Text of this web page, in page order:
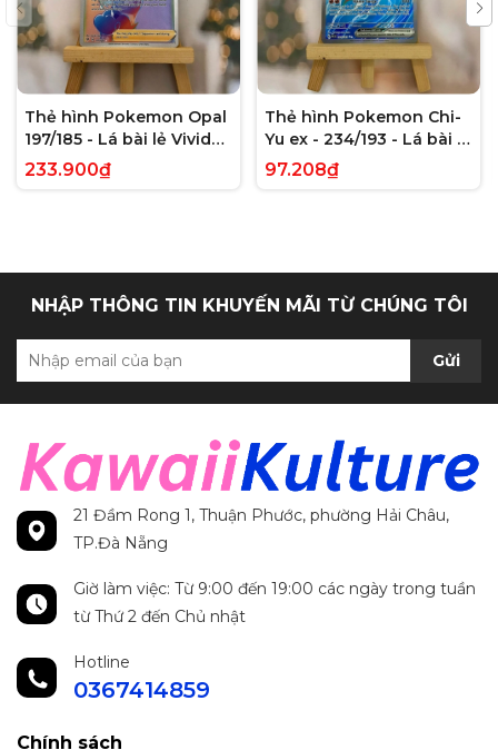
Thẻ hình Pokemon Opal
197/185 - Lá bài lẻ Vivid
Voltage Hyper Rare tiếng
Anh chính hãng
233.900₫
Thẻ hình Pokemon Chi-
Yu ex - 234/193 - Lá bài lẻ
Paldea Evolved Full Art
Secret Rare tiếng Anh
97.208₫
NHẬP THÔNG TIN KHUYẾN MÃI TỪ CHÚNG TÔI
Gửi
21 Đầm Rong 1, Thuận Phước, phường Hải Châu,
TP.Đà Nẵng
Giờ làm việc: Từ 9:00 đến 19:00 các ngày trong tuần
từ Thứ 2 đến Chủ nhật
Hotline
0367414859
Chính sách